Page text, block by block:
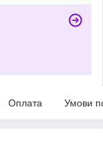
Оплата Умови